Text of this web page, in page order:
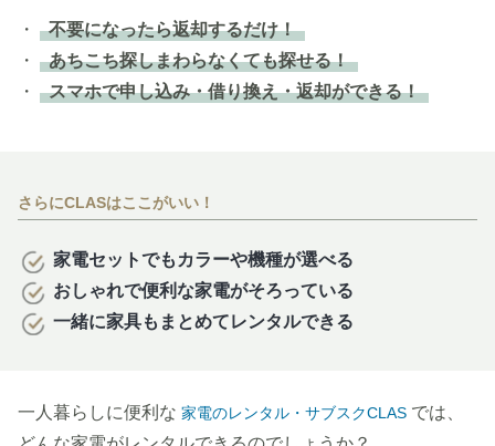
・
不要になったら返却するだけ！
・
あちこち探しまわらなくても探せる！
・
スマホで申し込み・借り換え・返却ができる！
さらにCLASはここがいい！
家電セットでもカラーや機種が選べる
おしゃれで便利な家電がそろっている
一緒に家具もまとめてレンタルできる
一人暮らしに便利な 家電のレンタル・サブスクCLAS では、